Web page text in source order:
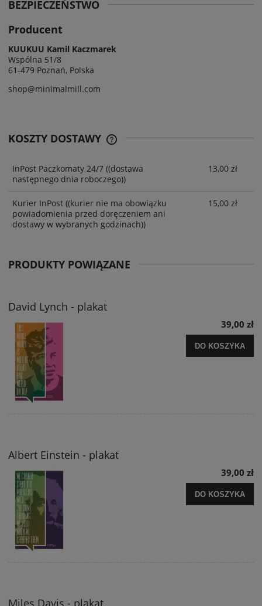
BEZPIECZEŃSTWO
Producent
KUUKUU Kamil Kaczmarek
Wspólna 51/8
61-479 Poznań, Polska
shop@minimalmill.com
KOSZTY DOSTAWY
InPost Paczkomaty 24/7 ((dostawa
następnego dnia roboczego))
13,00 zł
Kurier InPost ((kurier nie ma obowiązku
powiadomienia przed doręczeniem ani
dostawy w wybranych godzinach))
15,00 zł
PRODUKTY POWIĄZANE
David Lynch - plakat
39,00 zł
DO KOSZYKA
Albert Einstein - plakat
39,00 zł
DO KOSZYKA